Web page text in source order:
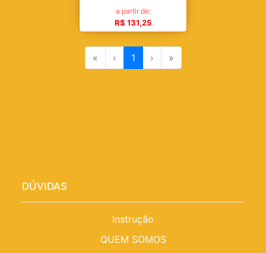
a partir de:
R$ 131,25
« ‹ 1 › »
DÚVIDAS
Instrução
QUEM SOMOS